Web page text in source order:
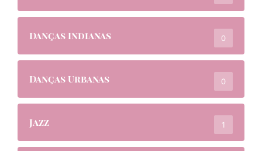
Danças Indianas 0
Danças Urbanas 0
Jazz 1